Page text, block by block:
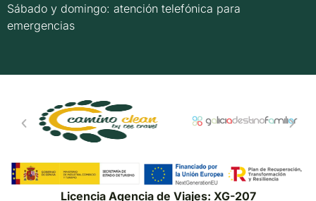
Sábado y domingo: atención telefónica para
emergencias
Licencia Agencia de Viajes: XG-207